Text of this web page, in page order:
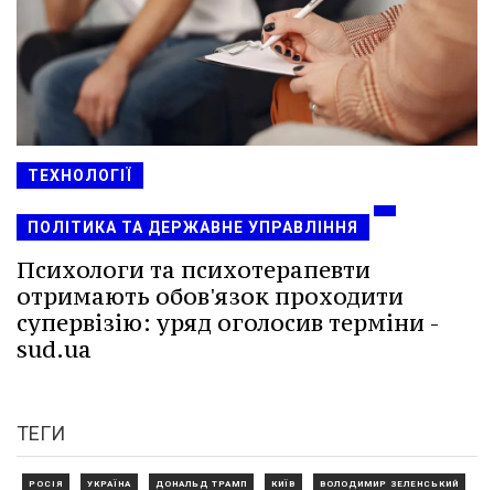
ТЕХНОЛОГІЇ
ПОЛІТИКА ТА ДЕРЖАВНЕ УПРАВЛІННЯ
Психологи та психотерапевти
отримають обов'язок проходити
супервізію: уряд оголосив терміни -
sud.ua
ТЕГИ
РОСІЯ УКРАЇНА ДОНАЛЬД ТРАМП КИЇВ ВОЛОДИМИР ЗЕЛЕНСЬКИЙ